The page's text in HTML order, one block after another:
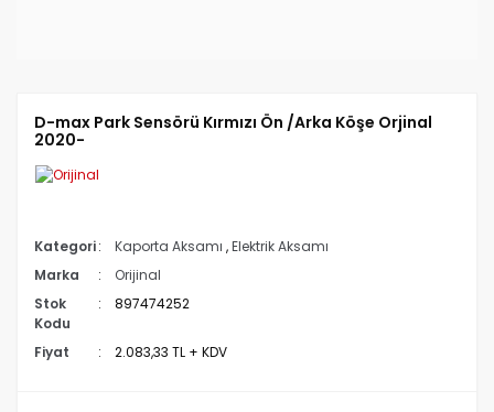
D-max Park Sensörü Kırmızı Ön /Arka Köşe Orjinal
2020-
Kategori Kaporta Aksamı ,Elektrik Aksamı
Marka
Orijinal
Stok
Kodu
897474252
Fiyat 2.083,33 TL + KDV